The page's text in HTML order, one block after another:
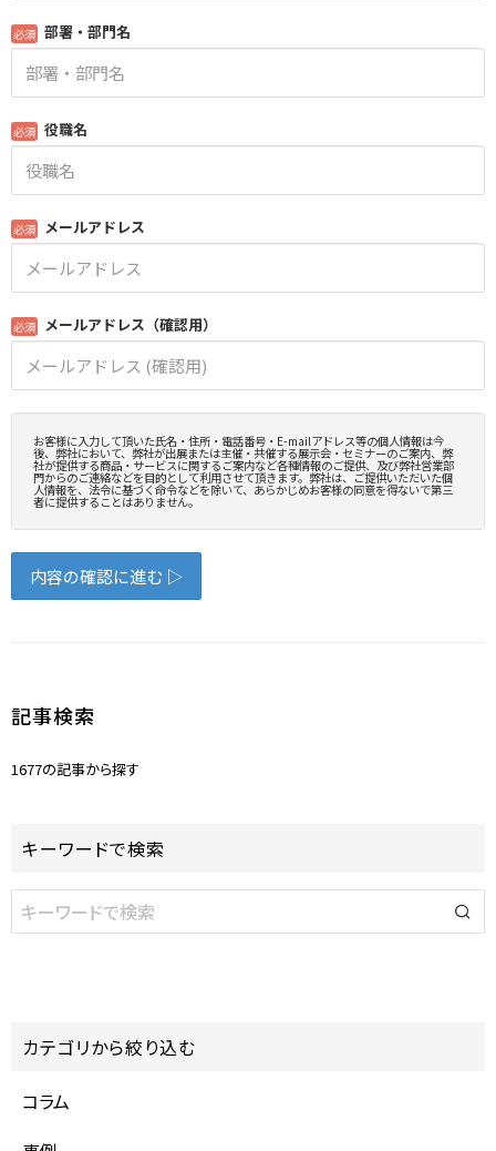
記事検索
1677の記事から探す
キーワードで検索
カテゴリから絞り込む
コラム